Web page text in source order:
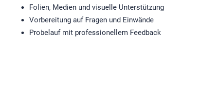
Folien, Medien und visuelle Unterstützung
Vorbereitung auf Fragen und Einwände
Probelauf mit professionellem Feedback